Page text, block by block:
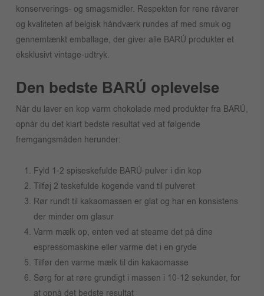
konserverings- og smagsmidler. Respekten for rene råvarer
og kvaliteten af belgisk håndværk rundes af med smuk og
gennemtænkt emballage, der giver alle BARÚ produkter et
eksklusivt vintage-udtryk.
Den bedste BARÚ oplevelse
Når du laver en kop varm chokolade med produkter fra BARÚ,
opnår du det klart bedste resultat ved at følgende
fremgangsmåden herunder:
Fyld 1-2 spiseskefulde BARÚ-pulver i din kop
Tilføj 2 teskefulde kogende vand til pulveret
Rør rundt til kakaomassen er glat og har en konsistens
der minder om glasur
Varm mælk op, enten ved at steame det på dine
espressomaskine eller varme det i en gryde
Tilfør den varme mælk til din kakaomasse
Sørg for at røre grundigt i massen i 10-12 sekunder, for
at opnå det bedste resultat